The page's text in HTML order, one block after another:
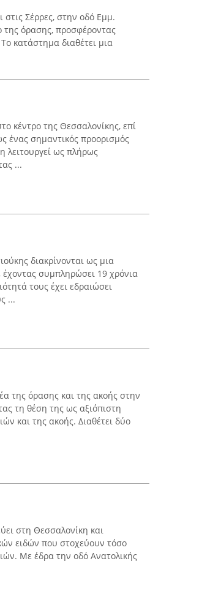
στις Σέρρες, στην οδό Εμμ.
της όρασης, προσφέροντας
κατάστημα διαθέτει μια
κέντρο της Θεσσαλονίκης, επί
ένας σημαντικός προορισμός
λειτουργεί ως πλήρως
...
διακρίνονται ως μια
συμπληρώσει 19 χρόνια
τους έχει εδραιώσει
...
της όρασης και της ακοής στην
τη θέση της ως αξιόπιστη
και της ακοής. Διαθέτει δύο
στη Θεσσαλονίκη και
ειδών που στοχεύουν τόσο
Με έδρα την οδό Ανατολικής